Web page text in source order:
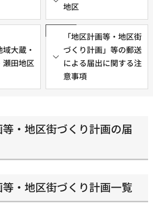
地区
大蔵・
瀬田地区
「地区計画等・地区街
づくり計画」等の郵送
による届出に関する注
意事項
・地区街づくり計画の届
・地区街づくり計画一覧